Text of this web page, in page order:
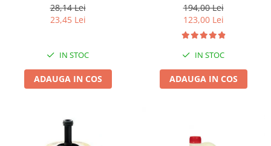
28,14 Lei
23,45 Lei
IN STOC
ADAUGA IN COS
194,00 Lei
123,00 Lei
IN STOC
ADAUGA IN COS